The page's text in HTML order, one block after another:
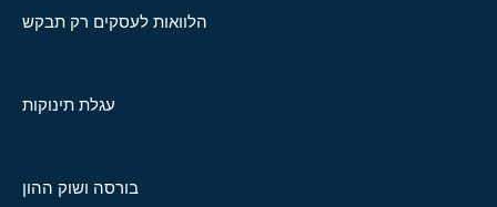
הלוואות לעסקים רק תבקש
עגלת תינוקות
בורסה ושוק ההון